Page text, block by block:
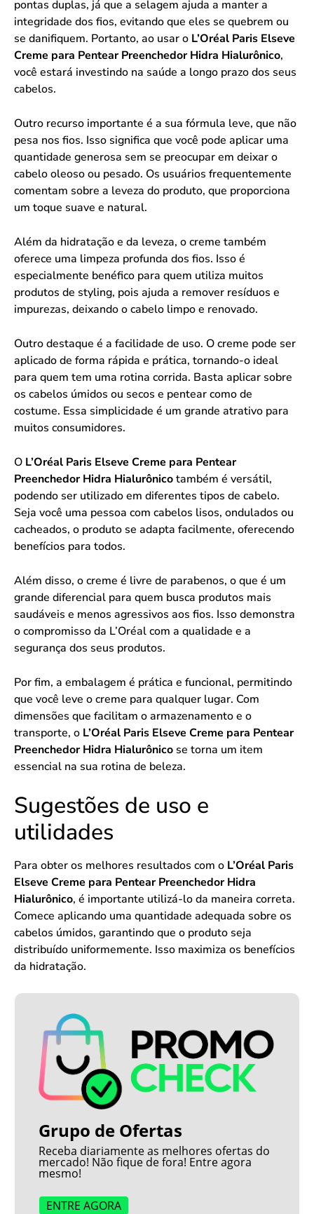
pontas duplas, já que a selagem ajuda a manter a
integridade dos fios, evitando que eles se quebrem ou
se danifiquem. Portanto, ao usar o L’Oréal Paris Elseve
Creme para Pentear Preenchedor Hidra Hialurônico,
você estará investindo na saúde a longo prazo dos seus
cabelos.
Outro recurso importante é a sua fórmula leve, que não
pesa nos fios. Isso significa que você pode aplicar uma
quantidade generosa sem se preocupar em deixar o
cabelo oleoso ou pesado. Os usuários frequentemente
comentam sobre a leveza do produto, que proporciona
um toque suave e natural.
Além da hidratação e da leveza, o creme também
oferece uma limpeza profunda dos fios. Isso é
especialmente benéfico para quem utiliza muitos
produtos de styling, pois ajuda a remover resíduos e
impurezas, deixando o cabelo limpo e renovado.
Outro destaque é a facilidade de uso. O creme pode ser
aplicado de forma rápida e prática, tornando-o ideal
para quem tem uma rotina corrida. Basta aplicar sobre
os cabelos úmidos ou secos e pentear como de
costume. Essa simplicidade é um grande atrativo para
muitos consumidores.
O L’Oréal Paris Elseve Creme para Pentear
Preenchedor Hidra Hialurônicotambém é versátil,
podendo ser utilizado em diferentes tipos de cabelo.
Seja você uma pessoa com cabelos lisos, ondulados ou
cacheados, o produto se adapta facilmente, oferecendo
benefícios para todos.
Além disso, o creme é livre de parabenos, o que é um
grande diferencial para quem busca produtos mais
saudáveis e menos agressivos aos fios. Isso demonstra
o compromisso da L’Oréal com a qualidade e a
segurança dos seus produtos.
Por fim, a embalagem é prática e funcional, permitindo
que você leve o creme para qualquer lugar. Com
dimensões que facilitam o armazenamento e o
transporte, o L’Oréal Paris Elseve Creme para Pentear
Preenchedor Hidra Hialurônico se torna um item
essencial na sua rotina de beleza.
Sugestões de uso e
utilidades
Para obter os melhores resultados com o L’Oréal Paris
Elseve Creme para Pentear Preenchedor Hidra
Hialurônico, é importante utilizá-lo da maneira correta.
Comece aplicando uma quantidade adequada sobre os
cabelos úmidos, garantindo que o produto seja
distribuído uniformemente. Isso maximiza os benefícios
da hidratação.
Grupo de Ofertas
Receba diariamente as melhores ofertas do
mercado! Não fique de fora! Entre agora
mesmo!
ENTRE AGORA